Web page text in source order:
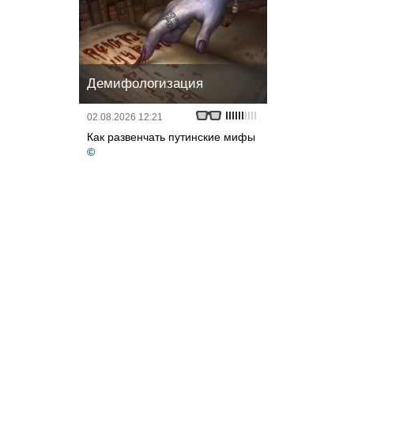
Демифологизация
02.08.2026 12:21
Как развенчать путинские мифы
©